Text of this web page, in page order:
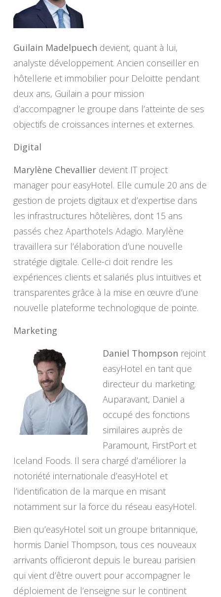
Guilain Madelpuech devient, quant à lui,
analyste développement. Ancien conseiller en
hôtellerie et immobilier pour Deloitte pendant
deux ans, Guilain a pour mission
d’accompagner le groupe dans l’atteinte de ses
objectifs de croissances internes et externes.
Digital
Marylène Chevallierdevient IT project
manager pour easyHotel. Elle cumule 20 ans de
gestion de projets digitaux et d’expertise dans
les infrastructures hôtelières, dont 15 ans
passés chez Aparthotels Adagio. Marylène
travaillera sur l’élaboration d’une nouvelle
stratégie digitale. Celle-ci doit rendre les
expériences clients et salariés plus intuitives et
transparentes grâce à la mise en œuvre d’une
nouvelle plateforme technologique de pointe.
Marketing
Daniel Thompson rejoint
easyHotel en tant que
directeur du marketing.
Auparavant, Daniel a
occupé des fonctions
similaires auprès de
Paramount, FirstPort et
Iceland Foods. Il sera chargé d’améliorer la
notoriété internationale d’easyHotel et
l’identification de la marque en misant
notamment sur la force du réseau easyHotel.
Bien qu’easyHotel soit un groupe britannique,
hormis Daniel Thompson, tous ces nouveaux
arrivants officieront depuis le bureau parisien
qui vient d’être ouvert pour accompagner le
déploiement de l’enseigne sur le continent